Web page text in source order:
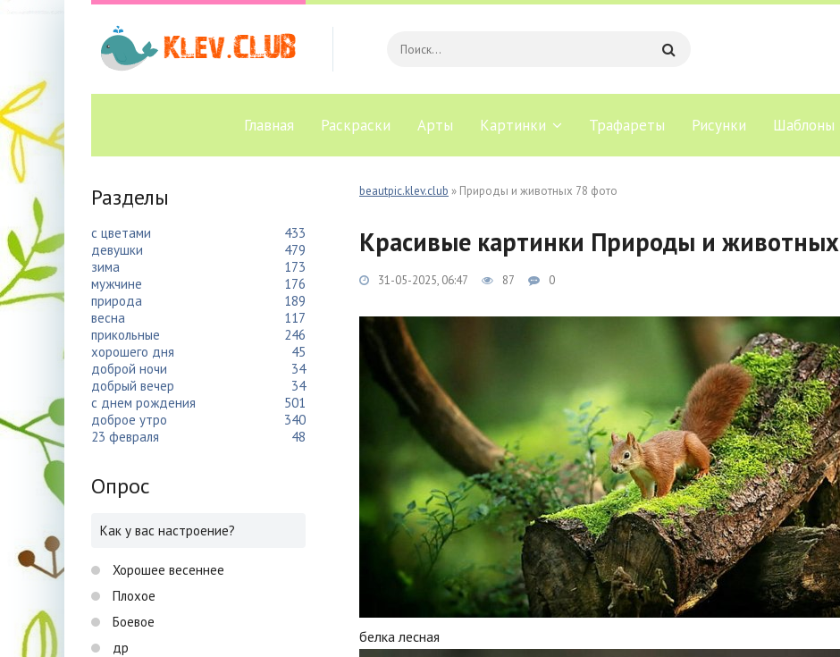
Главная Раскраски Арты Картинки Трафареты Рисунки Шаблоны
beautpic.klev.club » Природы и животных 78 фото
Красивые картинки Природы и
31-05-2025, 06:47 87 0
белка лесная
Разделы
с цветами
433
девушки
479
зима
173
мужчине
176
природа
189
весна
117
прикольные
246
хорошего дня
45
доброй ночи
34
добрый вечер
34
с днем рождения
501
доброе утро
340
23 февраля
48
Опрос
Как у вас настроение?
Хорошее весеннее
Плохое
Боевое
др